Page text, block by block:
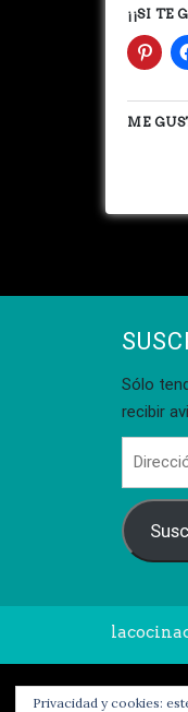
¡¡SI TE
ME
Sólo
recibir
correo
Privacidad y cookies: